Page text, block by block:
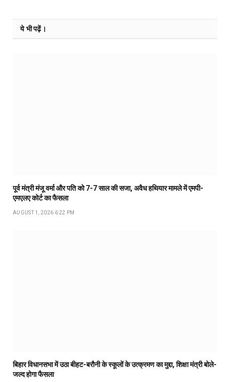
ये भी पढ़ें।
पूर्व मंत्री मंजू वर्मा और पति को 7-7 साल की सजा, अवैध हथियार मामले में एमपी-
एमएलए कोर्ट का फैसला
AUGUST 1, 2026 6:22 PM
बिहार विधानसभा में उठा बीहट-बरौनी के स्कूलों के उत्क्रमण का मुद्दा, शिक्षा मंत्री बोले-
जल्द होगा फैसला